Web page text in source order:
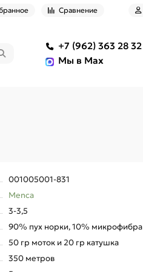
Сравнение
+7 (962) 363 28 32
Мы в Max
001005001-831
Menca
3-3,5
90% пух норки, 10% микрофибра
50 гр моток и 20 гр катушка
350 метров